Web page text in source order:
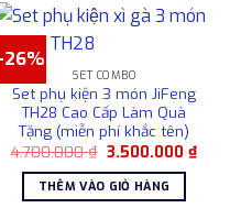
26%
SET COMBO
Set phụ kiện 3 món JiFeng
TH28 Cao Cấp Làm Quà
Tặng (miễn phí khắc tên)
4.700.000₫ Giá
là:
4.700.000 ₫.
3.500.000 ₫Giá
hiện
THÊM VÀO GIỎ HÀNG